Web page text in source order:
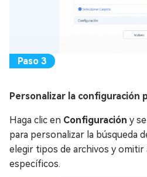
Personalizar la configuración
Haga clic en Configuración y
para personalizar la búsqueda
elegir tipos de archivos y omitir
específicos.